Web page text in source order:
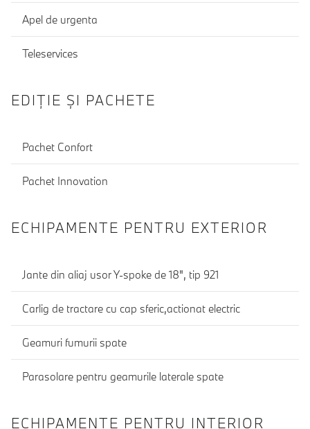
Apel de urgenta
Teleservices
EDIŢIE ŞI PACHETE
Pachet Confort
Pachet Innovation
ECHIPAMENTE PENTRU EXTERIOR
Jante din aliaj usor Y-spoke de 18", tip 921
Carlig de tractare cu cap sferic,actionat electric
Geamuri fumurii spate
Parasolare pentru geamurile laterale spate
ECHIPAMENTE PENTRU INTERIOR